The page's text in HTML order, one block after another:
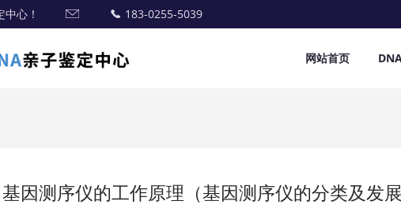
心！ 183-0255-5039
网站首页
基因测序仪的工作原理（基因测序仪的分类及发展